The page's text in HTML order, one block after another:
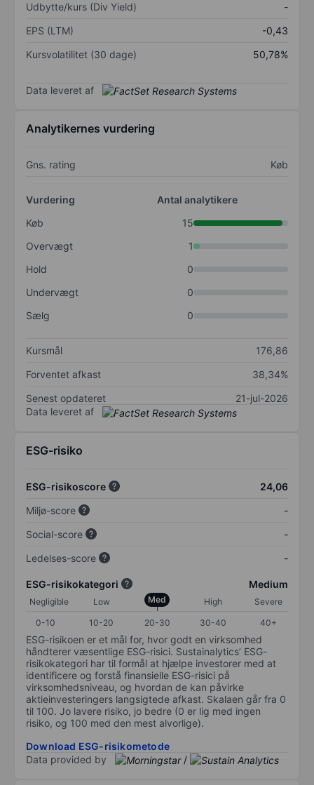
Udbytte/kurs (Div Yield)
-
EPS (LTM)
-0,43
Kursvolatilitet (30 dage)
50,78%
Data leveret af
Analytikernes vurdering
Gns. rating Køb
Vurdering
Antal analytikere
Køb
15
Overvægt
1
Hold
0
Undervægt
0
Sælg
0
Kursmål
176,86
Forventet afkast
38,34%
Senest opdateret
21-jul-2026
Data leveret af
ESG-risiko
ESG-risikoscore
24,06
Miljø-score
-
Social-score
-
Ledelses-score
-
ESG-risikokategori Medium
Negligible Low Med High
Severe
0-10
10-20 20-30 30-40 40+
ESG-risikoen er et mål for, hvor godt en virksomhed
håndterer væsentlige ESG-risici. Sustainalytics’ ESG-
risikokategori har til formål at hjælpe investorer med at
identificere og forstå finansielle ESG-risici på
virksomhedsniveau, og hvordan de kan påvirke
aktieinvesteringers langsigtede afkast. Skalaen går fra 0
til 100. Jo lavere risiko, jo bedre (0 er lig med ingen
risiko, og 100 med den mest alvorlige).
Download ESG-risikometode
Data provided by
/